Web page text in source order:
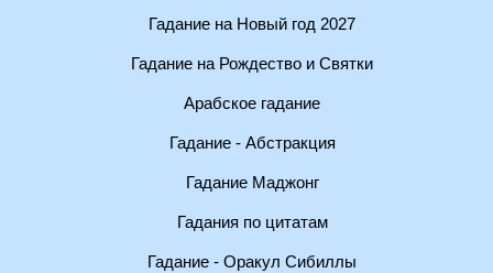
Гадание на Новый год 2027
Гадание на Рождество и Святки
Арабское гадание
Гадание - Абстракция
Гадание Маджонг
Гадания по цитатам
Гадание - Оракул Сибиллы